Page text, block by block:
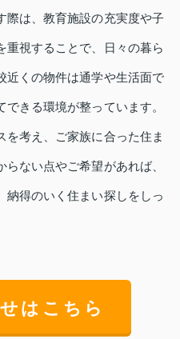
際は、教育施設の充実度や子
重視することで、日々の暮ら
近くの物件は通学や生活面で
きる環境が整っています。
を考え、ご家族に合った住ま
ない点やご希望があれば、
納得のいく住まい探しをしっ
はこちら